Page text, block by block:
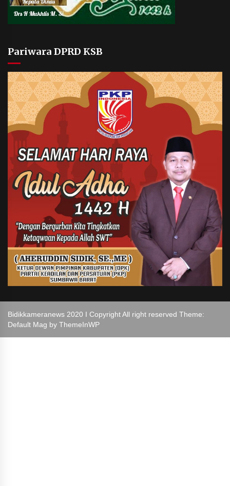
Pariwara DPRD KSB
Bidikkameranews 2020 I Copyright All right reserved Theme:
Default Mag by ThemeInWP